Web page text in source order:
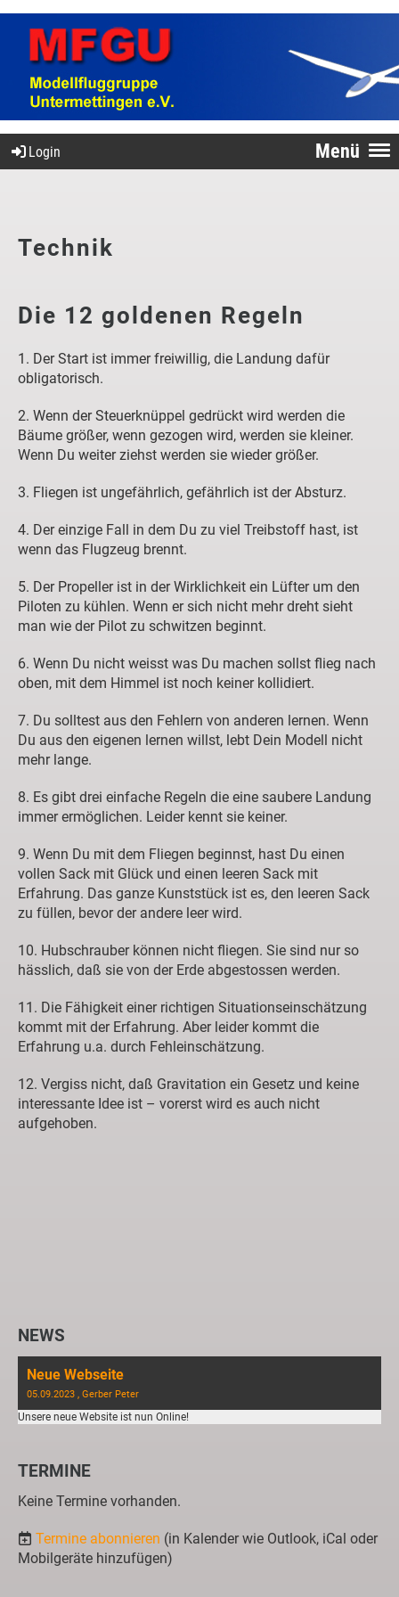
Menü
Login
Technik
Die 12 goldenen Regeln
1. Der Start ist immer freiwillig, die Landung dafür
obligatorisch.
2. Wenn der Steuerknüppel gedrückt wird werden die
Bäume größer, wenn gezogen wird, werden sie kleiner.
Wenn Du weiter ziehst werden sie wieder größer.
3. Fliegen ist ungefährlich, gefährlich ist der Absturz.
4. Der einzige Fall in dem Du zu viel Treibstoff hast, ist
wenn das Flugzeug brennt.
5. Der Propeller ist in der Wirklichkeit ein Lüfter um den
Piloten zu kühlen. Wenn er sich nicht mehr dreht sieht
man wie der Pilot zu schwitzen beginnt.
6. Wenn Du nicht weisst was Du machen sollst flieg nach
oben, mit dem Himmel ist noch keiner kollidiert.
7. Du solltest aus den Fehlern von anderen lernen. Wenn
Du aus den eigenen lernen willst, lebt Dein Modell nicht
mehr lange.
8. Es gibt drei einfache Regeln die eine saubere Landung
immer ermöglichen. Leider kennt sie keiner.
9. Wenn Du mit dem Fliegen beginnst, hast Du einen
vollen Sack mit Glück und einen leeren Sack mit
Erfahrung. Das ganze Kunststück ist es, den leeren Sack
zu füllen, bevor der andere leer wird.
10. Hubschrauber können nicht fliegen. Sie sind nur so
hässlich, daß sie von der Erde abgestossen werden.
11. Die Fähigkeit einer richtigen Situationseinschätzung
kommt mit der Erfahrung. Aber leider kommt die
Erfahrung u.a. durch Fehleinschätzung.
12. Vergiss nicht, daß Gravitation ein Gesetz und keine
interessante Idee ist – vorerst wird es auch nicht
aufgehoben.
NEWS
Neue Webseite
05.09.2023 , Gerber Peter
Unsere neue Website ist nun Online!
TERMINE
Keine Termine vorhanden.
Termine abonnieren (in Kalender wie Outlook, iCal oder
Mobilgeräte hinzufügen)